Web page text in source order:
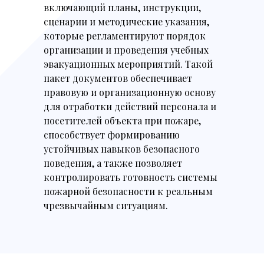
включающий планы, инструкции,
сценарии и методические указания,
которые регламентируют порядок
организации и проведения учебных
эвакуационных мероприятий. Такой
пакет документов обеспечивает
правовую и организационную основу
для отработки действий персонала и
посетителей объекта при пожаре,
способствует формированию
устойчивых навыков безопасного
поведения, а также позволяет
контролировать готовность системы
пожарной безопасности к реальным
чрезвычайным ситуациям.